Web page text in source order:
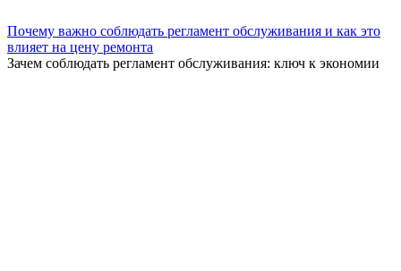
Почему важно соблюдать регламент обслуживания и как это
влияет на цену ремонта
Зачем соблюдать регламент обслуживания: ключ к экономии